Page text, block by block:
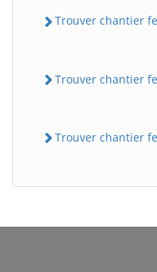
Trouver chantier
Trouver chantier
Trouver chantier
BatiWebPro